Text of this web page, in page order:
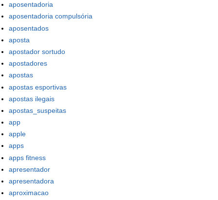
aposentadoria
aposentadoria compulsória
aposentados
aposta
apostador sortudo
apostadores
apostas
apostas esportivas
apostas ilegais
apostas_suspeitas
app
apple
apps
apps fitness
apresentador
apresentadora
aproximacao